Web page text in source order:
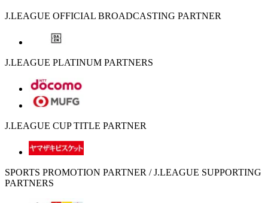
J.LEAGUE OFFICIAL BROADCASTING PARTNER
J.LEAGUE PLATINUM PARTNERS
J.LEAGUE CUP TITLE PARTNER
SPORTS PROMOTION PARTNER / J.LEAGUE SUPPORTING
PARTNERS